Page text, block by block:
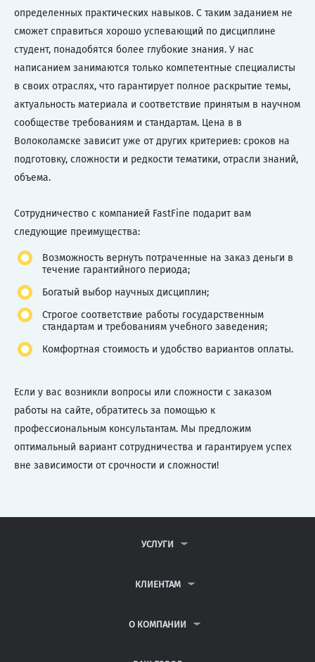
определенных практических навыков. С таким заданием не
сможет справиться хорошо успевающий по дисциплине
студент, понадобятся более глубокие знания. У нас
написанием занимаются только компетентные специалисты
в своих отраслях, что гарантирует полное раскрытие темы,
актуальность материала и соответствие принятым в научном
сообществе требованиям и стандартам. Цена в в
Волоколамске зависит уже от других критериев: сроков на
подготовку, сложности и редкости тематики, отрасли знаний,
объема.
Сотрудничество с компанией FastFine подарит вам
следующие преимущества:
Возможность вернуть потраченные на заказ деньги в
течение гарантийного периода;
Богатый выбор научных дисциплин;
Строгое соответствие работы государственным
стандартам и требованиям учебного заведения;
Комфортная стоимость и удобство вариантов оплаты.
Если у вас возникли вопросы или сложности с заказом
работы на сайте, обратитесь за помощью к
профессиональным консультантам. Мы предложим
оптимальный вариант сотрудничества и гарантируем успех
вне зависимости от срочности и сложности!
УСЛУГИ
ДИПЛОМНЫЕ РАБОТЫ
РЕФЕРАТЫ
КЛИЕНТАМ
ВОПРОСЫ И ОТВЕТЫ
О КОМПАНИИ